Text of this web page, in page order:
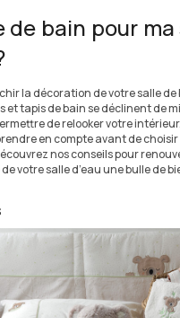
de bain pour
la décoration de votre salle de
et tapis de bain se déclinent de
de relooker votre
en compte avant de
nos conseils pour
votre salle d’eau une bulle de